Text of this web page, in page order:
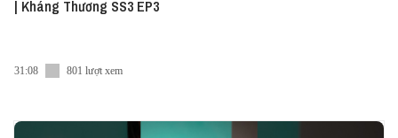
| Kháng Thương SS3 EP3
31:08 801 lượt xem